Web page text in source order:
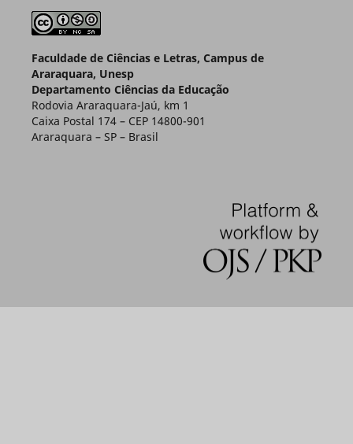
Faculdade de Ciências e Letras, Campus de
Araraquara, Unesp
Departamento Ciências da Educação
Rodovia Araraquara-Jaú, km 1
Caixa Postal 174 – CEP 14800-901
Araraquara – SP – Brasil